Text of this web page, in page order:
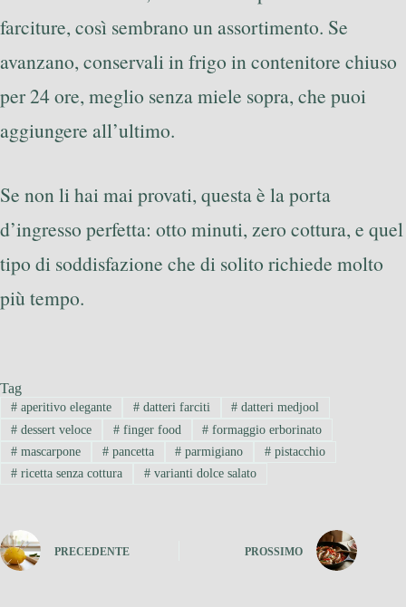
farciture, così sembrano un assortimento. Se
avanzano, conservali in frigo in contenitore chiuso
per 24 ore, meglio senza miele sopra, che puoi
aggiungere all’ultimo.
Se non li hai mai provati, questa è la porta
d’ingresso perfetta: otto minuti, zero cottura, e quel
tipo di soddisfazione che di solito richiede molto
più tempo.
Tag
#aperitivo elegante #datteri farciti # datteri medjool
#dessert veloce #finger food # formaggio erborinato
#mascarpone #pancetta # parmigiano # pistacchio
#ricetta senza cottura #varianti dolce salato
PRECEDENTE PROSSIMO